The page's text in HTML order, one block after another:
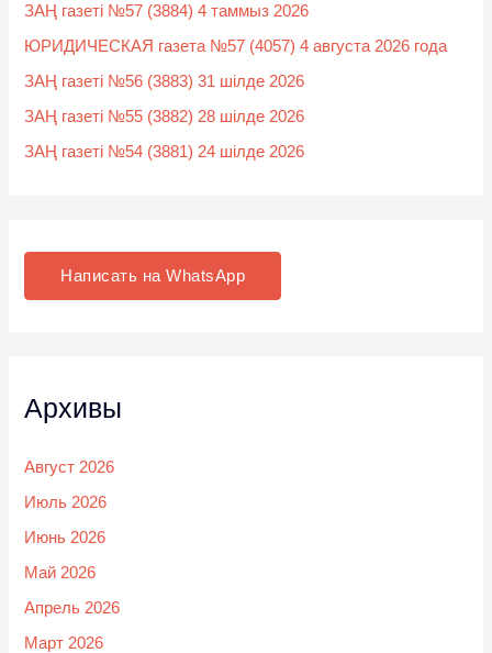
ЗАҢ газеті №57 (3884) 4 таммыз 2026
ЮРИДИЧЕСКАЯ газета №57 (4057) 4 августа 2026 года
ЗАҢ газеті №56 (3883) 31 шілде 2026
ЗАҢ газеті №55 (3882) 28 шілде 2026
ЗАҢ газеті №54 (3881) 24 шілде 2026
Написать на WhatsApp
Архивы
Август 2026
Июль 2026
Июнь 2026
Май 2026
Апрель 2026
Март 2026